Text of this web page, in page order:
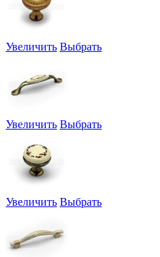
Увеличить Выбрать
Увеличить Выбрать
Увеличить Выбрать